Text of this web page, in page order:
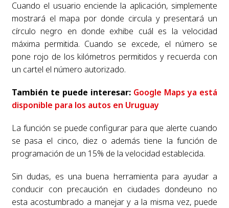
Cuando el usuario enciende la aplicación, simplemente
mostrará el mapa por donde circula y presentará un
círculo negro en donde exhibe cuál es la velocidad
máxima permitida. Cuando se excede, el número se
pone rojo de los kilómetros permitidos y recuerda con
un cartel el número autorizado.
También te puede interesar:Google Maps ya está
disponible para los autos en Uruguay
La función se puede configurar para que alerte cuando
se pasa el cinco, diez o además tiene la función de
programación de un 15% de la velocidad establecida.
Sin dudas, es una buena herramienta para ayudar a
conducir con precaución en ciudades dondeuno no
esta acostumbrado a manejar y a la misma vez, puede